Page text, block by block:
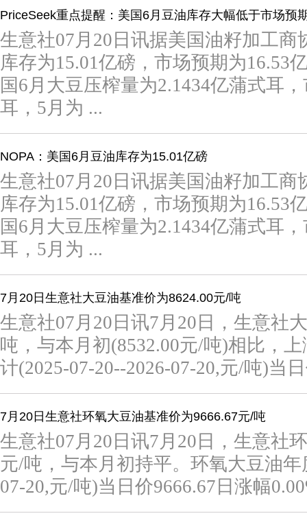
PriceSeek重点提醒：美国6月豆油库存大幅低于市场预
生意社07月20日讯据美国油籽加工商
库存为15.01亿磅，市场预期为16.53
国6月大豆压榨量为2.1434亿蒲式耳
耳，5月为 ...
NOPA：美国6月豆油库存为15.01亿磅
生意社07月20日讯据美国油籽加工商
库存为15.01亿磅，市场预期为16.53
国6月大豆压榨量为2.1434亿蒲式耳
耳，5月为 ...
7月20日生意社大豆油基准价为8624.00元/吨
生意社07月20日讯7月20日，生意社
吨，与本月初(8532.00元/吨)相比，
计(2025-07-20--2026-07-20,元/吨)当
7月20日生意社环氧大豆油基准价为9666.67元/吨
生意社07月20日讯7月20日，生意社
元/吨，与本月初持平。环氧大豆油年
07-20,元/吨)当日价9666.67日涨幅